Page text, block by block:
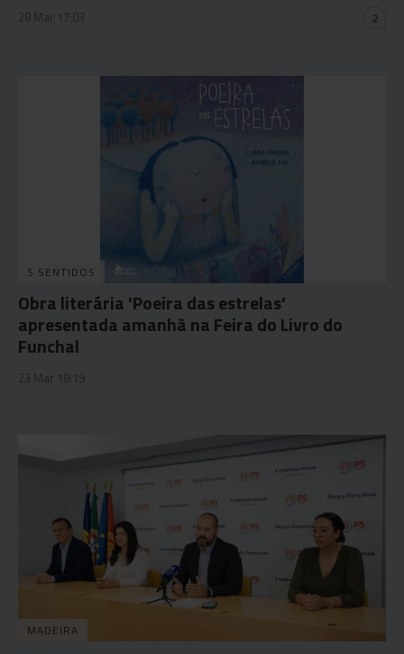
28 Mar 17:03 2
5 SENTIDOS
Obra literária 'Poeira das estrelas'
apresentada amanhã na Feira do Livro do
Funchal
23 Mar 18:19
MADEIRA